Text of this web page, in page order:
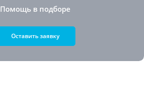
Помощь в подборе
Оставить заявку